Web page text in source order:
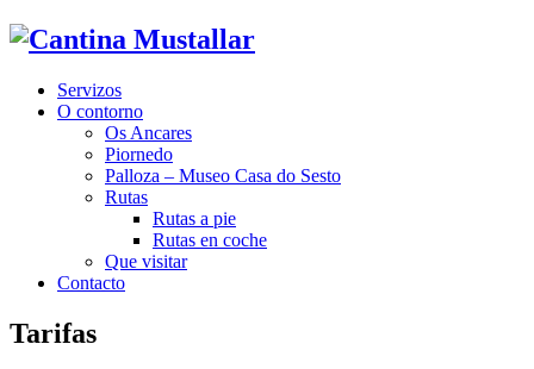
Servizos
O contorno
Os Ancares
Piornedo
Palloza – Museo Casa do Sesto
Rutas
Rutas a pie
Rutas en coche
Que visitar
Contacto
Tarifas